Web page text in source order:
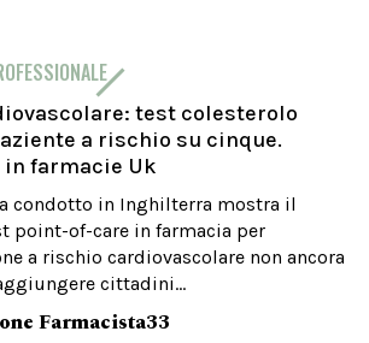
test colesterolo
a rischio su cinque.
farmacie Uk
condotto in Inghilterra mostra il
point-of-care in farmacia per
a rischio cardiovascolare non ancora
cittadini...
Farmacista33